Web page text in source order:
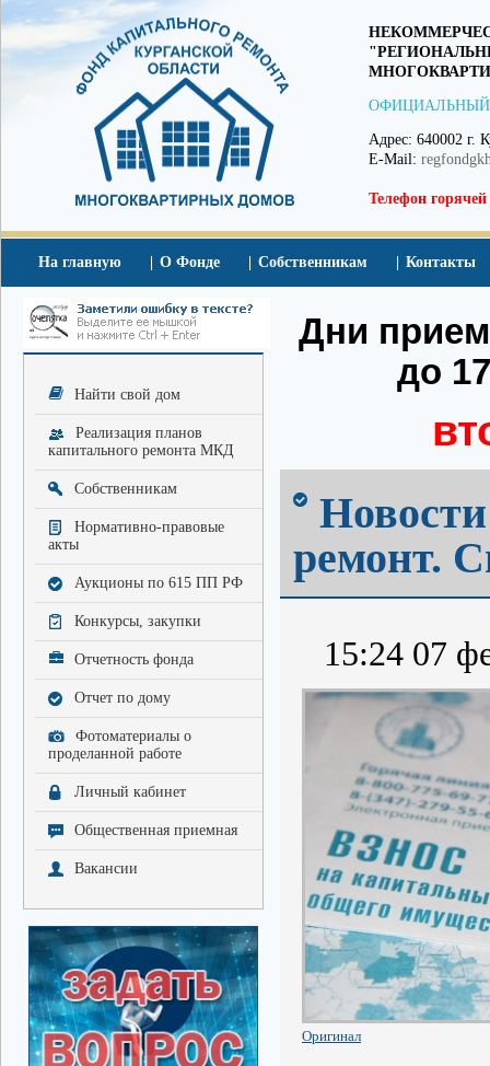
ОФИЦИАЛЬНЫЙ
Адрес: 640002 г.
E-Mail:
Телефон
На главную О Фонде Собственникам Контакты
Найти свой дом
Реализация планов
капитального ремонта МКД
Собственникам
Нормативно-правовые
акты
Аукционы по 615 ПП РФ
Конкурсы, закупки
Отчетность фонда
Отчет по дому
Фотоматериалы о
проделанной работе
Личный кабинет
Общественная приемная
Вакансии
Дни
до
ремонт.
15:24 07
Оригинал